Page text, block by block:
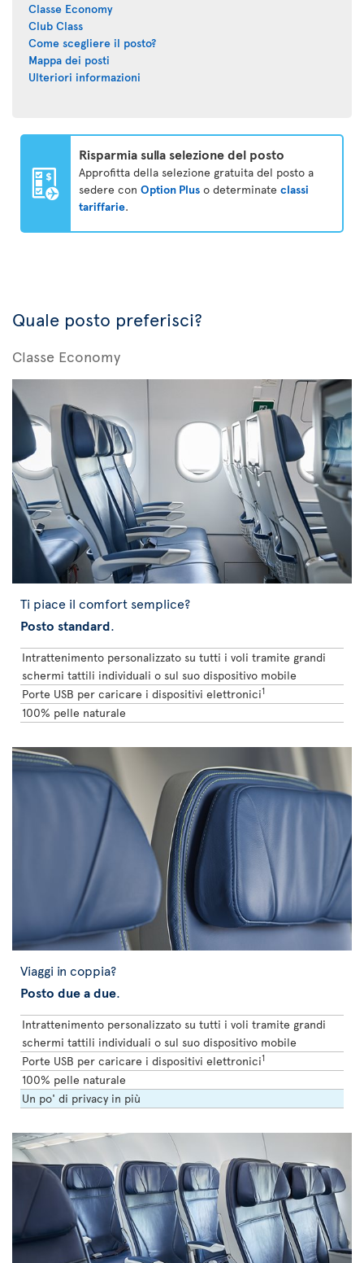
Classe Economy
Club Class
Come scegliere il posto?
Mappa dei posti
Ulteriori informazioni
Risparmia sulla selezione del posto
Approfitta della selezione gratuita del posto a
sedere con Option Plus o determinate classi
tariffarie.
Quale posto preferisci?
Classe Economy
Ti piace il comfort semplice?
Posto standard.
Intrattenimento personalizzato su tutti i voli tramite grandi
schermi tattili individuali o sul suo dispositivo mobile
Porte USB per caricare i dispositivi elettronici1
100% pelle naturale
Viaggi in coppia?
Posto due a due.
Intrattenimento personalizzato su tutti i voli tramite grandi
schermi tattili individuali o sul suo dispositivo mobile
Porte USB per caricare i dispositivi elettronici1
100% pelle naturale
Un po' di privacy in più